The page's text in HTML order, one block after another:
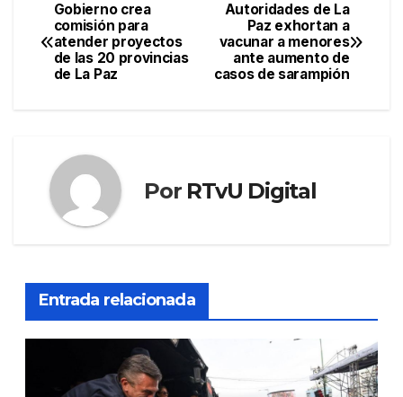
Navegación
de
Autoridades de La
Paz exhortan a
vacunar a menores
ante aumento de
casos de sarampión
Gobierno crea
comisión para
atender proyectos
de las 20 provincias
de La Paz
Por RTvU Digital
Entrada relacionada